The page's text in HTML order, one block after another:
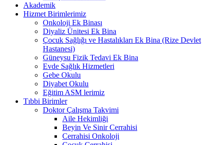
Akademik
Hizmet Birimlerimiz
Onkoloji Ek Binası
Diyaliz Ünitesi Ek Bina
Çocuk Sağlığı ve Hastalıkları Ek Bina (Rize Devlet
Hastanesi)
Güneysu Fizik Tedavi Ek Bina
Evde Sağlık Hizmetleri
Gebe Okulu
Diyabet Okulu
Eğitim ASM lerimiz
Tıbbi Birimler
Doktor Çalışma Takvimi
Aile Hekimliği
Beyin Ve Sinir Cerrahisi
Cerrahisi Onkoloji